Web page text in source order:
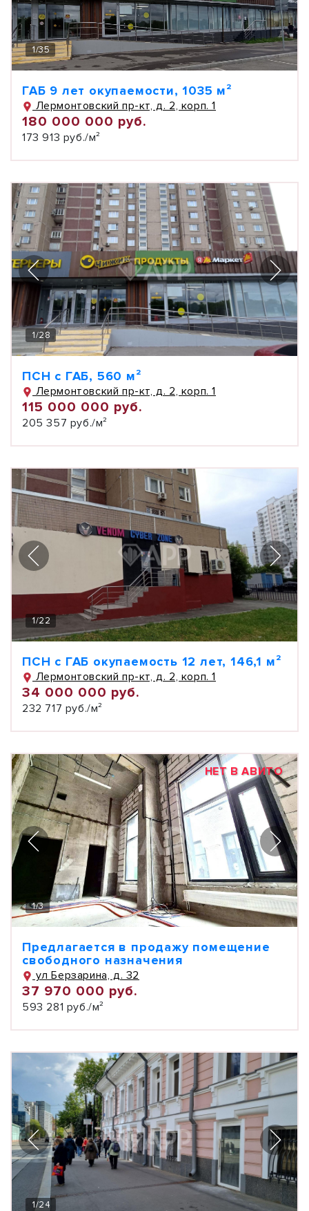
1/35
ГАБ 9 лет окупаемости, 1035 м²
Лермонтовский пр-кт, д. 2, корп. 1
180 000 000 руб.
173 913 руб./м²
1/28
ПСН с ГАБ, 560 м²
Лермонтовский пр-кт, д. 2, корп. 1
115 000 000 руб.
205 357 руб./м²
1/22
ПСН с ГАБ окупаемость 12 лет, 146,1 м²
Лермонтовский пр-кт, д. 2, корп. 1
34 000 000 руб.
232 717 руб./м²
НЕТ В АВИТО
1/3
Предлагается в продажу помещение
свободного назначения
ул Берзарина, д. 32
37 970 000 руб.
593 281 руб./м²
1/24